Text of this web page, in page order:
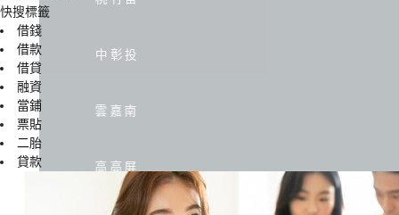
中彰投
雲嘉南
高高屏
快搜標籤
借錢
借款
借貸
融資
當鋪
票貼
二胎
貸款